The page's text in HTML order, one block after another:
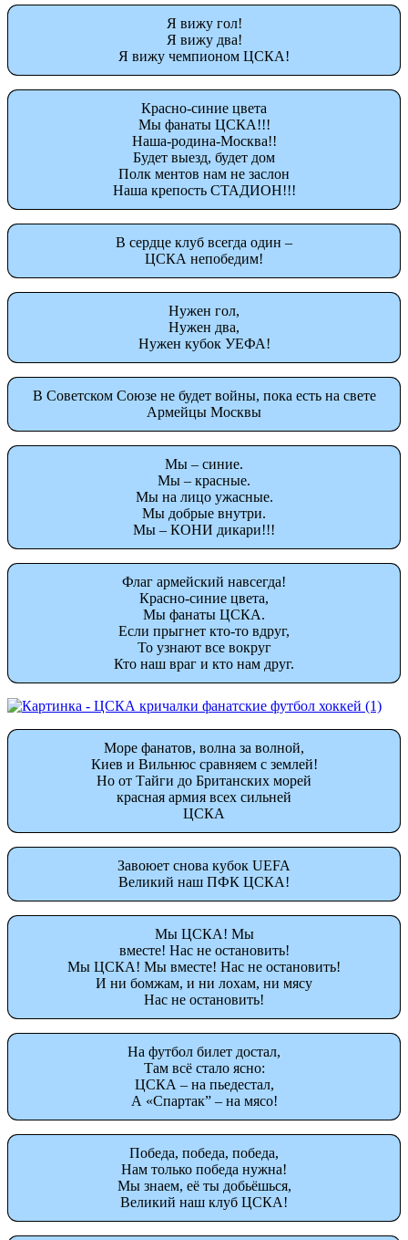
Я вижу гол!
Я вижу два!
Я вижу чемпионом ЦСКА!
Красно-синие цвета
Мы фанаты ЦСКА!!!
Наша-родина-Москва!!
Будет выезд, будет дом
Полк ментов нам не заслон
Наша крепость СТАДИОН!!!
В сердце клуб всегда один –
ЦСКА непобедим!
Нужен гол,
Нужен два,
Нужен кубок УЕФА!
В Советском Союзе не будет войны, пока есть на свете
Армейцы Москвы
Мы – синие.
Мы – красные.
Мы на лицо ужасные.
Мы добрые внутри.
Мы – КОНИ дикари!!!
Флаг армейский навсегда!
Красно-синие цвета,
Мы фанаты ЦСКА.
Если прыгнет кто-то вдруг,
То узнают все вокруг
Кто наш враг и кто нам друг.
Море фанатов, волна за волной,
Киев и Вильнюс сравняем с землей!
Но от Тайги до Британских морей
красная армия всех сильней
ЦСКА
Завоюет снова кубок UEFA
Великий наш ПФК ЦСКА!
Мы ЦСКА! Мы
вместе! Нас не остановить!
Мы ЦСКА! Мы вместе! Нас не остановить!
И ни бомжам, и ни лохам, ни мясу
Нас не остановить!
На футбол билет достал,
Там всё стало ясно:
ЦСКА – на пьедестал,
А «Спартак” – на мясо!
Победа, победа, победа,
Нам только победа нужна!
Мы знаем, её ты добьёшься,
Великий наш клуб ЦСКА!